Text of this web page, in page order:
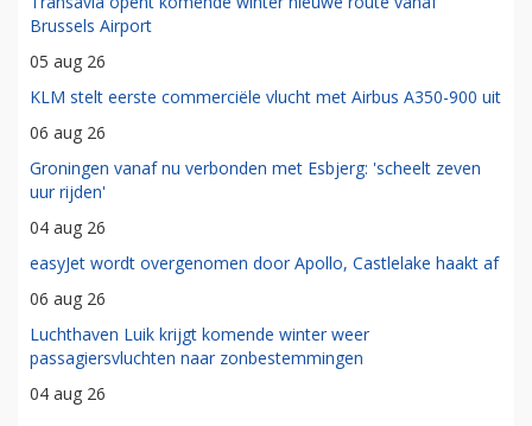
Brussels Airport
05 aug 26
KLM stelt eerste commerciële vlucht met Airbus A350-900 uit
06 aug 26
Groningen vanaf nu verbonden met Esbjerg: 'scheelt zeven
uur rijden'
04 aug 26
easyJet wordt overgenomen door Apollo, Castlelake haakt af
06 aug 26
Luchthaven Luik krijgt komende winter weer
passagiersvluchten naar zonbestemmingen
04 aug 26